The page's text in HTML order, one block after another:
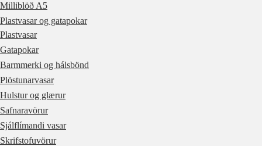
Milliblöð A5
Plastvasar og gatapokar
Plastvasar
Gatapokar
Barmmerki og hálsbönd
Plöstunarvasar
Hulstur og glærur
Safnaravörur
Sjálflímandi vasar
Skrifstofuvörur